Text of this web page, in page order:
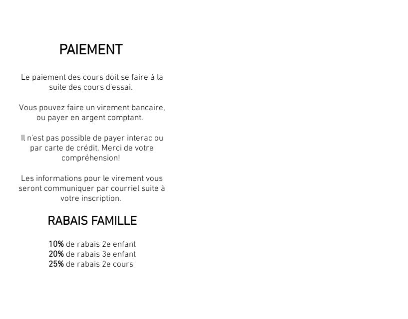
PAIEMENT
Le paiement des cours doit se faire à la
suite des cours d'essai.
Vous pouvez faire un virement bancaire,
ou payer en argent comptant.
Il n'est pas possible de payer interac ou
par carte de crédit. Merci de votre
compréhension!
Les informations pour le virement vous
seront communiquer par courriel suite à
votre inscription.
RABAIS FAMILLE
10% de rabais 2e enfant
20%de rabais 3e enfant
25% de rabais 2e cours